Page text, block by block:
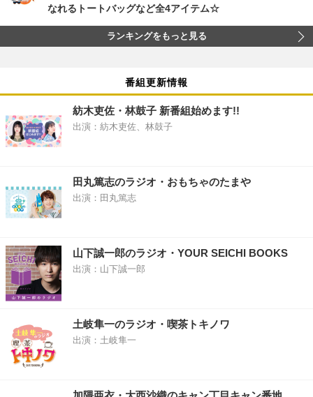
なれるトートバッグなど全4アイテム☆
ランキングをもっと見る
番組更新情報
紡木吏佐・林鼓子 新番組始めます!!
出演：紡木吏佐、林鼓子
田丸篤志のラジオ・おもちゃのたまや
出演：田丸篤志
山下誠一郎のラジオ・YOUR SEICHI BOOKS
出演：山下誠一郎
土岐隼一のラジオ・喫茶トキノワ
出演：土岐隼一